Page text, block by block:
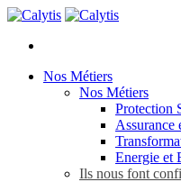
Nos Métiers
Nos Métiers
Protection
Assurance
Energie et
Ils nous font